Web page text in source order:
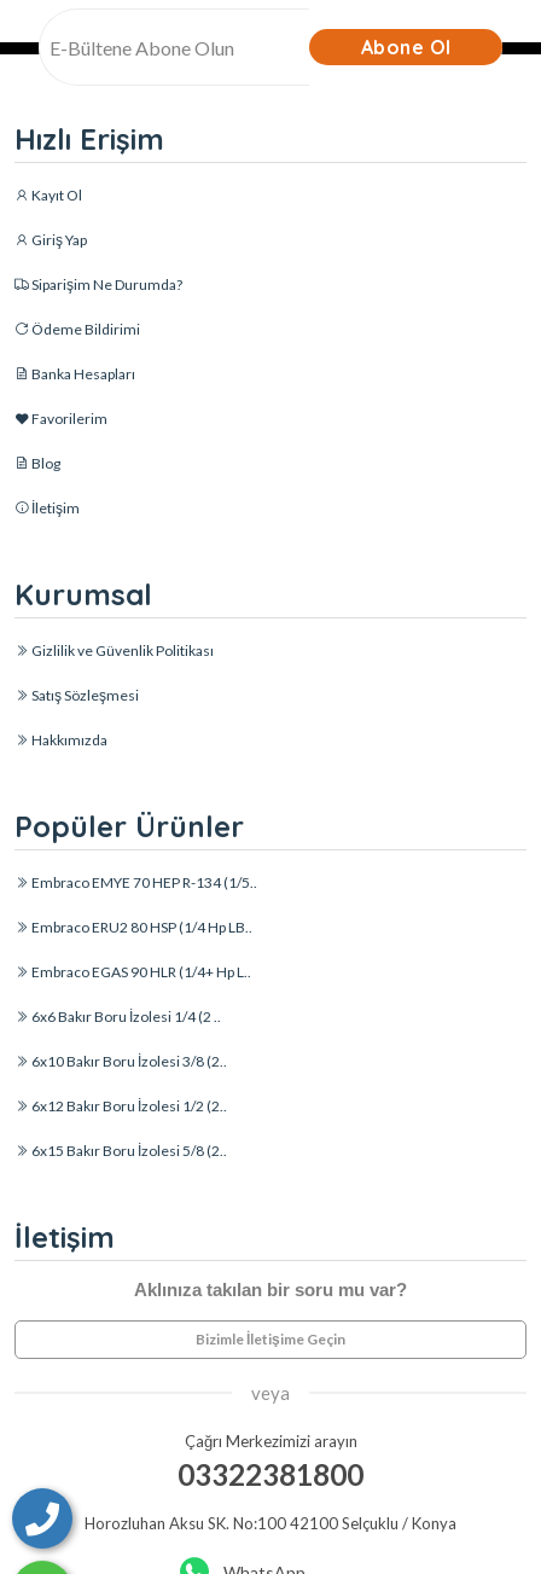
Abone Ol
Hızlı Erişim
Kayıt Ol
Giriş Yap
Siparişim Ne Durumda?
Ödeme Bildirimi
Banka Hesapları
Favorilerim
Blog
İletişim
Kurumsal
Gizlilik ve Güvenlik Politikası
Satış Sözleşmesi
Hakkımızda
Popüler Ürünler
Embraco EMYE 70 HEP R-134 (1/5..
Embraco ERU2 80 HSP (1/4 Hp LB..
Embraco EGAS 90 HLR (1/4+ Hp L..
6x6 Bakır Boru İzolesi 1/4 (2 ..
6x10 Bakır Boru İzolesi 3/8 (2..
6x12 Bakır Boru İzolesi 1/2 (2..
6x15 Bakır Boru İzolesi 5/8 (2..
İletişim
Aklınıza takılan bir soru mu var?
Bizimle İletişime Geçin
veya
Çağrı Merkezimizi arayın
03322381800
Horozluhan Aksu SK. No:100 42100 Selçuklu / Konya